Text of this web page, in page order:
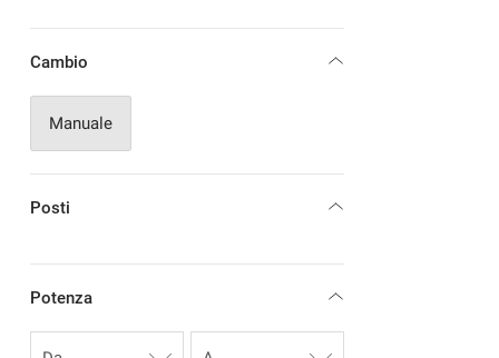
Cambio
Manuale
Posti
Potenza